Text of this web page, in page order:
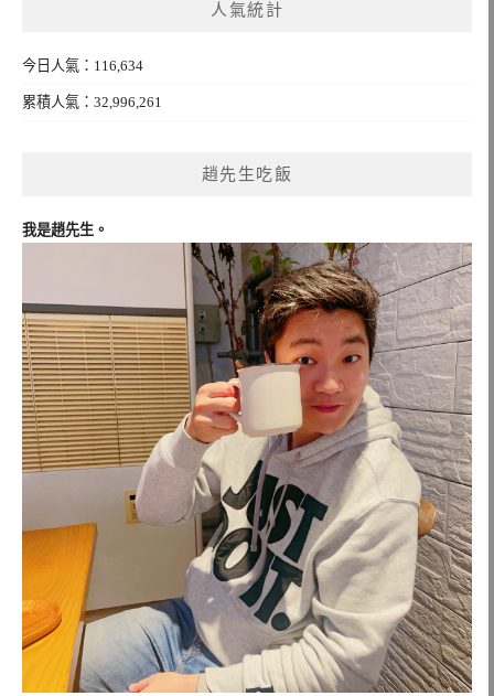
人氣統計
今日人氣：116,634
累積人氣：32,996,261
趙先生吃飯
我是趙先生。